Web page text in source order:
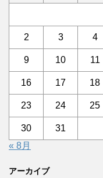
2 3 4
9 10 11
16 17 18
23 24 25
30
31
« 8月
アーカイブ